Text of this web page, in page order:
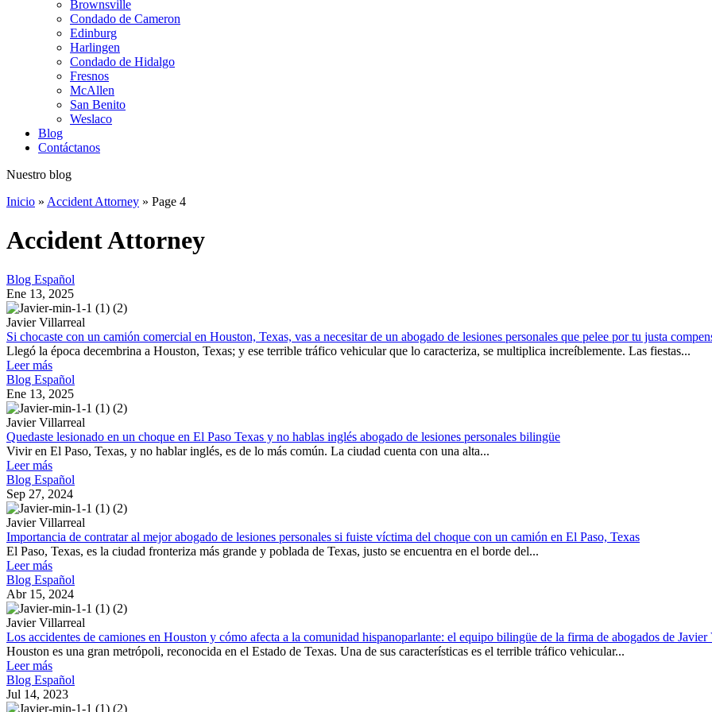
Brownsville
Condado de Cameron
Edinburg
Harlingen
Condado de Hidalgo
Fresnos
McAllen
San Benito
Weslaco
Blog
Contáctanos
Nuestro blog
Inicio » Accident Attorney » Page 4
Accident Attorney
Blog Español
Ene 13, 2025
Javier Villarreal
Si chocaste con un camión comercial en Houston, Texas, vas a necesitar de un abogado de lesiones personales que pelee por tu justa
Llegó la época decembrina a Houston, Texas; y ese terrible tráfico vehicular que lo caracteriza, se multiplica increíblemente. Las fiestas...
Leer más
Blog Español
Ene 13, 2025
Javier Villarreal
Quedaste lesionado en un choque en El Paso Texas y no hablas inglés abogado de lesiones personales bilingüe
Vivir en El Paso, Texas, y no hablar inglés, es de lo más común. La ciudad cuenta con una alta...
Leer más
Blog Español
Sep 27, 2024
Javier Villarreal
Importancia de contratar al mejor abogado de lesiones personales si fuiste víctima del choque con un camión en El Paso, Texas
El Paso, Texas, es la ciudad fronteriza más grande y poblada de Texas, justo se encuentra en el borde del...
Leer más
Blog Español
Abr 15, 2024
Javier Villarreal
Los accidentes de camiones en Houston y cómo afecta a la comunidad hispanoparlante: el equipo bilingüe de la firma de abogados de
Houston es una gran metrópoli, reconocida en el Estado de Texas. Una de sus características es el terrible tráfico vehicular...
Leer más
Blog Español
Jul 14, 2023